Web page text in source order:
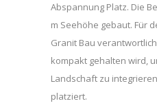
Abspannung Platz. Die
m Seehöhe gebaut. Für
Granit Bau
kompakt gehalten wird,
Landschaft zu
platziert.